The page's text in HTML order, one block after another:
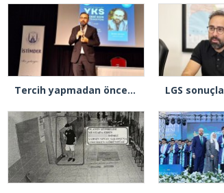
Tercih yapmadan önce bir durup düşünün…